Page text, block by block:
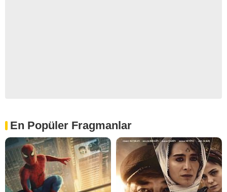
En Popüler Fragmanlar